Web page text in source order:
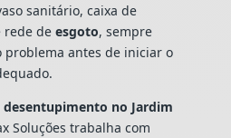
sanitário, caixa de
rede de esgoto, sempre
problema antes de iniciar o
desentupimento no Jardim
Soluções trabalha com